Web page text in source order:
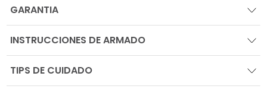
GARANTIA
INSTRUCCIONES DE ARMADO
TIPS DE CUIDADO